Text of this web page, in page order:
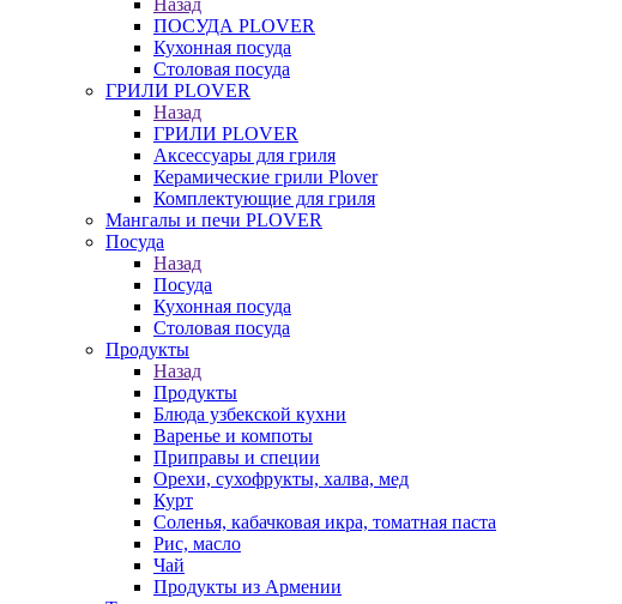
Назад
ПОСУДА PLOVER
Кухонная посуда
Столовая посуда
ГРИЛИ PLOVER
Назад
ГРИЛИ PLOVER
Аксессуары для гриля
Керамические грили Plover
Комплектующие для гриля
Мангалы и печи PLOVER
Посуда
Назад
Посуда
Кухонная посуда
Столовая посуда
Продукты
Назад
Продукты
Блюда узбекской кухни
Варенье и компоты
Приправы и специи
Орехи, сухофрукты, халва, мед
Курт
Соленья, кабачковая икра, томатная паста
Рис, масло
Чай
Продукты из Армении